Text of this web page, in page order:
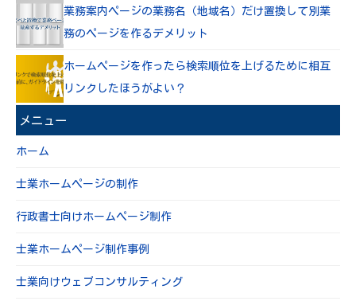
業務案内ページの業務名（地域名）だけ置換して別業
務のページを作るデメリット
ホームページを作ったら検索順位を上げるために相互
リンクしたほうがよい？
メニュー
ホーム
士業ホームページの制作
行政書士向けホームページ制作
士業ホームページ制作事例
士業向けウェブコンサルティング